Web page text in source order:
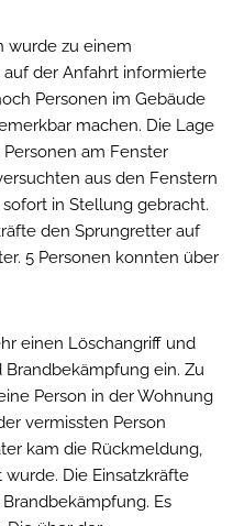
wurde zu einem
der Anfahrt informierte
Personen im Gebäude
machen. Die Lage
am Fenster
aus den Fenstern
in Stellung gebracht.
den Sprungretter auf
5 Personen konnten über
einen Löschangriff und
ein. Zu
Person in der Wohnung
vermissten Person
kam die Rückmeldung,
Die Einsatzkräfte
Es